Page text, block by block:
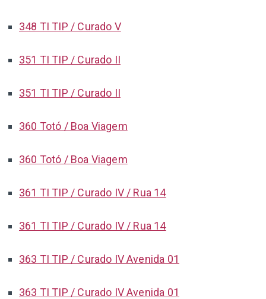
348 TI TIP / Curado V
351 TI TIP / Curado II
351 TI TIP / Curado II
360 Totó / Boa Viagem
360 Totó / Boa Viagem
361 TI TIP / Curado IV / Rua 14
361 TI TIP / Curado IV / Rua 14
363 TI TIP / Curado IV Avenida 01
363 TI TIP / Curado IV Avenida 01